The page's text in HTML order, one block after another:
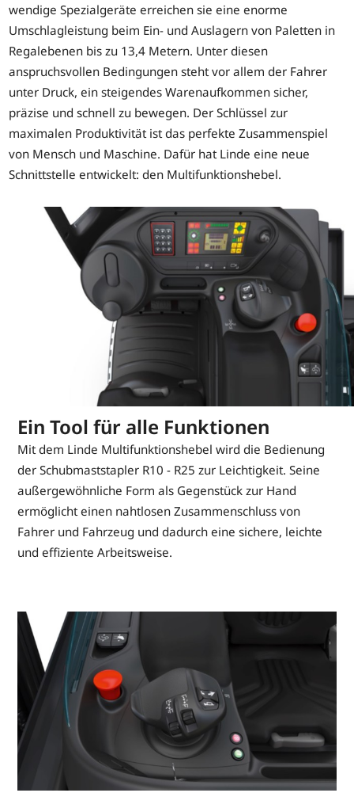
wendige Spezialgeräte erreichen sie eine enorme
Umschlagleistung beim Ein- und Auslagern von Paletten in
Regalebenen bis zu 13,4 Metern. Unter diesen
anspruchsvollen Bedingungen steht vor allem der Fahrer
unter Druck, ein steigendes Warenaufkommen sicher,
präzise und schnell zu bewegen. Der Schlüssel zur
maximalen Produktivität ist das perfekte Zusammenspiel
von Mensch und Maschine. Dafür hat Linde eine neue
Schnittstelle entwickelt: den Multifunktionshebel.
Ein Tool für alle Funktionen
Mit dem Linde Multifunktionshebel wird die Bedienung
der Schubmaststapler R10 - R25 zur Leichtigkeit. Seine
außergewöhnliche Form als Gegenstück zur Hand
ermöglicht einen nahtlosen Zusammenschluss von
Fahrer und Fahrzeug und dadurch eine sichere, leichte
und effiziente Arbeitsweise.